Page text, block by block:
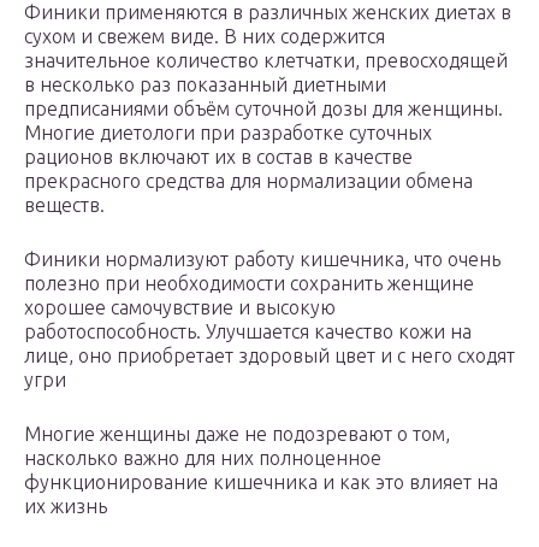
Финики применяются в различных женских диетах в
сухом и свежем виде. В них содержится
значительное количество клетчатки, превосходящей
в несколько раз показанный диетными
предписаниями объём суточной дозы для женщины.
Многие диетологи при разработке суточных
рационов включают их в состав в качестве
прекрасного средства для нормализации обмена
веществ.
Финики нормализуют работу кишечника, что очень
полезно при необходимости сохранить женщине
хорошее самочувствие и высокую
работоспособность. Улучшается качество кожи на
лице, оно приобретает здоровый цвет и с него сходят
угри
Многие женщины даже не подозревают о том,
насколько важно для них полноценное
функционирование кишечника и как это влияет на
их жизнь